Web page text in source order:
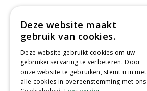
Deze website maakt
gebruik van cookies.
Deze website gebruikt cookies om uw
gebruikerservaring te verbeteren. Door
onze website te gebruiken, stemt u in met
alle cookies in overeenstemming met ons